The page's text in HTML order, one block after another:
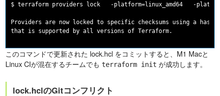
$ terraform providers lock   -platform=linux_amd64   -
Providers are now locked to specific checksums using a hash
このコマンドで更新された lock.hcl をコミットすると、M1 Macと
Linux CIが混在するチームでもterraform init が成功します。
lock.hclのGitコンフリクト